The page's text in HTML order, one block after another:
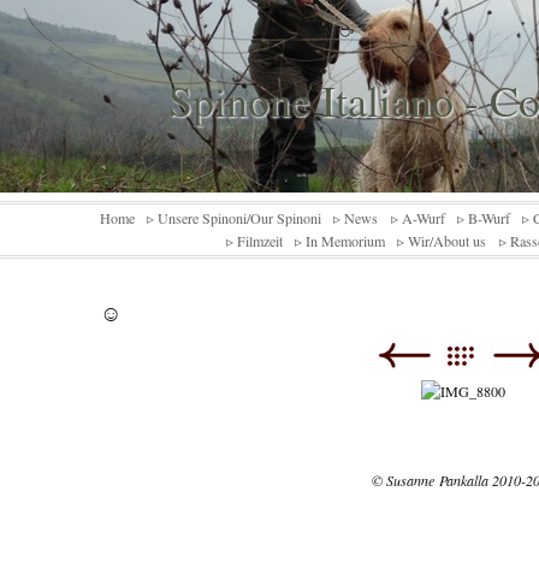
Spinone Italiano -
Home ▹ Unsere Spinoni/Our Spinoni ▹ News ▹ A-Wurf ▹ B-Wurf
▹
▹ Filmzeit
▹ In Memorium ▹ Wir/About us ▹
☺️
© Susanne Pankalla 2010-